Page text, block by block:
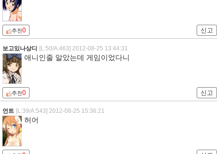
추천0 신고
보고있나상디 [L:50/A:463] 2012-08-25 13:44:31
애니인줄 알았는데 게임이었다니
추천0 신고
언트 [L:39/A:543] 2012-08-25 15:36:21
허어